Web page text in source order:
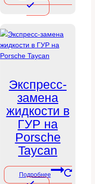
Экспресс-
замена
жидкости в
ГУР на
Porsche
Taycan
Подробнее